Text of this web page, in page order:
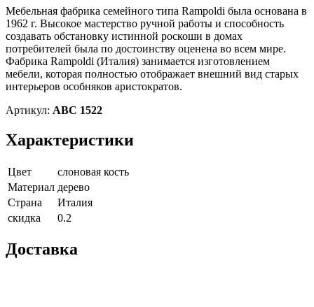
Мебельная фабрика семейного типа Rampoldi была основана в
1962 г. Высокое мастерство ручной работы и способность
создавать обстановку истинной роскоши в домах
потребителей была по достоинству оценена во всем мире.
Фабрика Rampoldi (Италия) занимается изготовлением
мебели, которая полностью отображает внешний вид старых
интерьеров особняков аристократов.
Артикул: ABC 1522
Характеристики
Цвет
слоновая кость
Материал дерево
Страна
Италия
скидка
0.2
Доставка